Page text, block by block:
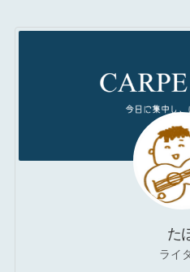
た
ライ